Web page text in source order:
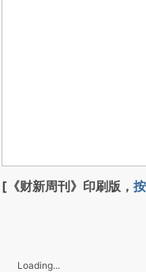
[《财新周刊》印刷版，
Loading...